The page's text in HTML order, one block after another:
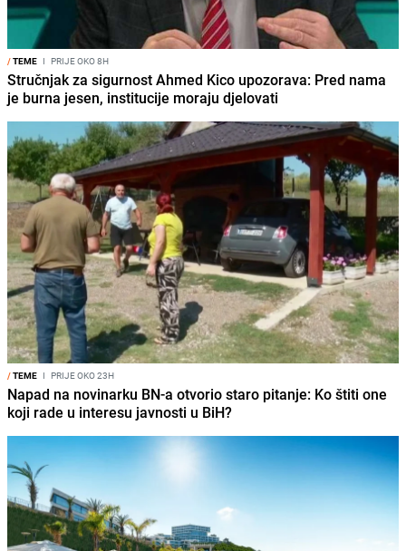
/TEME I PRIJE OKO 8H
Stručnjak za sigurnost Ahmed Kico upozorava: Pred nama
je burna jesen, institucije moraju djelovati
/TEME I PRIJE OKO 23H
Napad na novinarku BN-a otvorio staro pitanje: Ko štiti one
koji rade u interesu javnosti u BiH?